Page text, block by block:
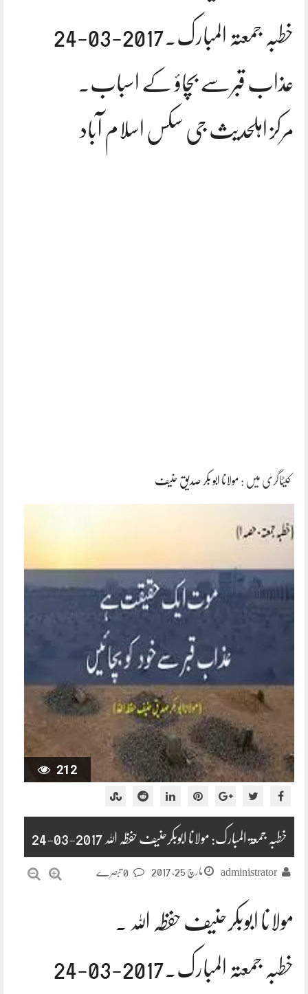
خطبہ جمعتہ المبارک.2017-03-24
عذاب قبرسے بچاؤ کے اسباب.
مرکز اہلحدیث جی سکس اسلام آباد
کیٹاگری میں : مولانا ابو بکر صدیق حنیف
212
خطبہ جمعۃ المبارک: مولانا ابوبکرحنیف حفظہ اللہ 2017-03-24
administrator مارچ 25, 2017
مولانا ابوبکرحنیف حفظہ اللہ ۔
خطبہ جمعتہ المبارک.2017-03-24